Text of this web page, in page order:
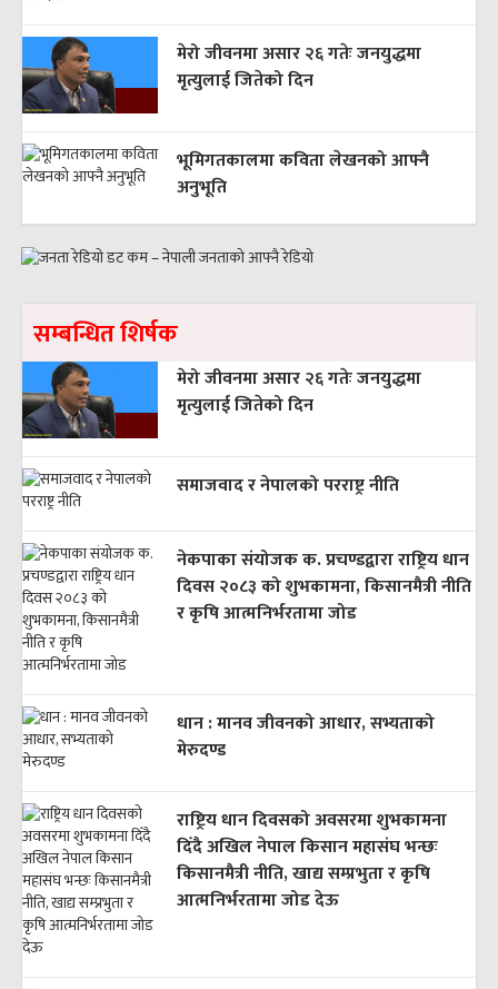
मेरो जीवनमा असार २६ गतेः जनयुद्धमा
मृत्युलाई जितेको दिन
भूमिगतकालमा कविता लेखनको आफ्नै
अनुभूति
सम्बन्धित शिर्षक
मेरो जीवनमा असार २६ गतेः जनयुद्धमा
मृत्युलाई जितेको दिन
समाजवाद र नेपालको परराष्ट्र नीति
नेकपाका संयोजक क. प्रचण्डद्वारा राष्ट्रिय धान
दिवस २०८३ को शुभकामना, किसानमैत्री नीति
र कृषि आत्मनिर्भरतामा जोड
धान : मानव जीवनको आधार, सभ्यताको
मेरुदण्ड
राष्ट्रिय धान दिवसको अवसरमा शुभकामना
दिँदै अखिल नेपाल किसान महासंघ भन्छः
किसानमैत्री नीति, खाद्य सम्प्रभुता र कृषि
आत्मनिर्भरतामा जोड देऊ